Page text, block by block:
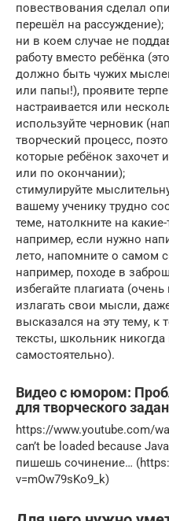
повествования сделал
перешёл на рассуждение);
ни в коем случае не
работу вместо ребёнка
должно быть чужих
или папы!), проявите
настраивается или
используйте черновик
творческий процесс,
которые ребёнок захочет
или по окончании);
стимулируйте
вашему ученику трудно
теме, натолкните на
например, если нужно
лето, напомните о самом
например, походе в
избегайте плагиата
излагать свои мысли,
высказался на эту тему,
тексты, школьник
самостоятельно).
Видео с юмором:
для творческого
https://www.youtube.com/
can’t be loaded because
пишешь сочинение…
v=mOw79sKo9_k)